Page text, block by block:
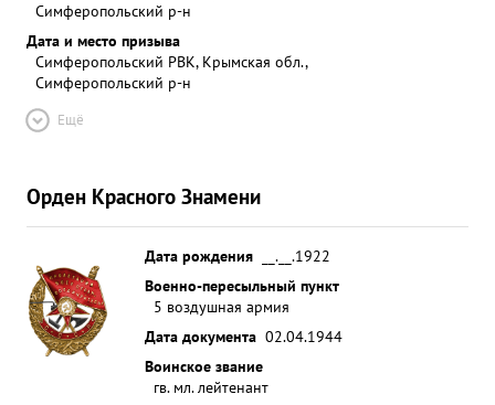
Симферопольский р-н
Дата и место призыва
Симферопольский РВК, Крымская обл.,
Симферопольский р-н
Ещё
Орден Красного Знамени
Дата рождения
__.__.1922
Военно-пересыльный пункт
5 воздушная армия
Дата документа 02.04.1944
Воинское звание
гв. мл. лейтенант